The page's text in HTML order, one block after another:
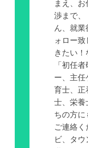
まえ、
渉まで、
ん、就
ォロー
きたい
「初任
ー、主任
育士、正
士、栄養
ちの方に
ご連絡
ビ、タ